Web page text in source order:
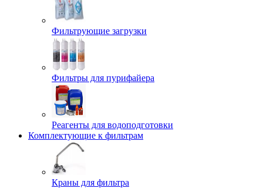
Фильтрующие загрузки
Фильтры для пурифайера
Реагенты для водоподготовки
Комплектующие к фильтрам
Краны для фильтра